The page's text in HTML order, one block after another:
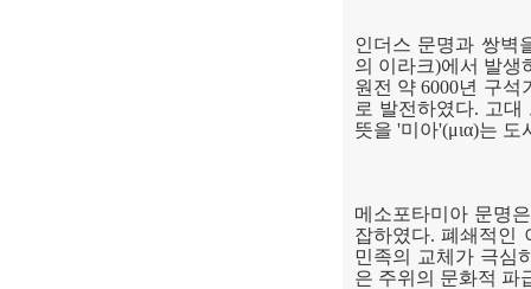
인더스 문명과 쌍벽
의 이라크)에서 발생
원전 약6000년 구석
로 발전하였다. 고대
뜻을 '미아'(μια)는 도
메소포타미아 문명
잡하였다.폐쇄적인
민족의 교체가 극심
은 주위의 문화적 파